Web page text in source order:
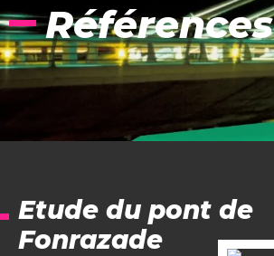
Références
Etude du pont de
Fonrazade